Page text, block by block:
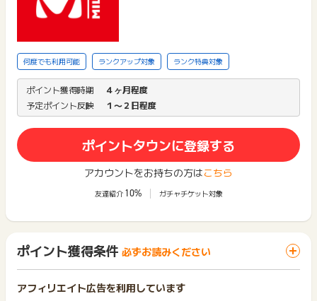
何度でも利用可能 ランクアップ対象 ランク特典対象
ポイント獲得時期
４ヶ月程度
予定ポイント反映
１〜２日程度
ポイントタウンに登録する
アカウントをお持ちの方はこちら
友達紹介 10% ガチャチケット対象
ポイント獲得条件 必ずお読みください
アフィリエイト広告を利用しています